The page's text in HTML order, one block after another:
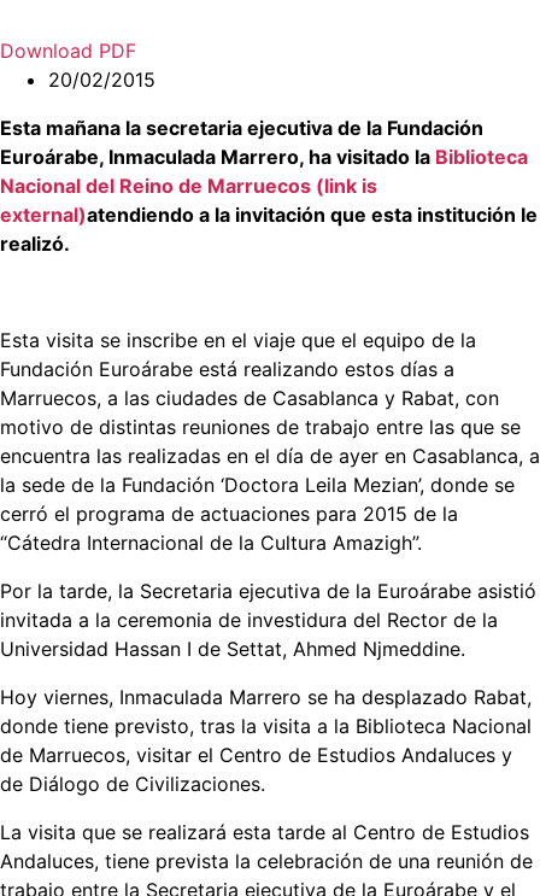
Download PDF
20/02/2015
Esta mañana la secretaria ejecutiva de la Fundación
Euroárabe, Inmaculada Marrero, ha visitado la Biblioteca
Nacional del Reino de Marruecos (link is
external)atendiendo a la invitación que esta institución le
realizó.
Esta visita se inscribe en el viaje que el equipo de la
Fundación Euroárabe está realizando estos días a
Marruecos, a las ciudades de Casablanca y Rabat, con
motivo de distintas reuniones de trabajo entre las que se
encuentra las realizadas en el día de ayer en Casablanca, a
la sede de la Fundación ‘Doctora Leila Mezian’, donde se
cerró el programa de actuaciones para 2015 de la
“Cátedra Internacional de la Cultura Amazigh”.
Por la tarde, la Secretaria ejecutiva de la Euroárabe asistió
invitada a la ceremonia de investidura del Rector de la
Universidad Hassan I de Settat, Ahmed Njmeddine.
Hoy viernes, Inmaculada Marrero se ha desplazado Rabat,
donde tiene previsto, tras la visita a la Biblioteca Nacional
de Marruecos, visitar el Centro de Estudios Andaluces y
de Diálogo de Civilizaciones.
La visita que se realizará esta tarde al Centro de Estudios
Andaluces, tiene prevista la celebración de una reunión de
trabajo entre la Secretaria ejecutiva de la Euroárabe y el